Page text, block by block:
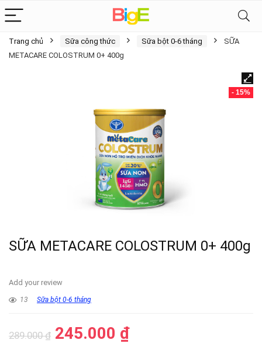
Trang chủ Sữa công thức Sữa bột 0-6 tháng
SỮA
METACARE COLOSTRUM 0+ 400g
- 15%
SỮA METACARE COLOSTRUM 0+ 400g
Add your review
13 Sữa bột 0-6 tháng
289.000₫ 245.000 ₫